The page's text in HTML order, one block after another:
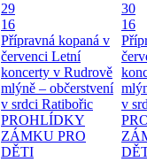
29
16
Přípravná kopaná v
červenci Letní
koncerty v Rudrově
mlýně – občerstvení
v srdci Ratibořic
PROHLÍDKY
ZÁMKU PRO
DĚTI
30
16
v